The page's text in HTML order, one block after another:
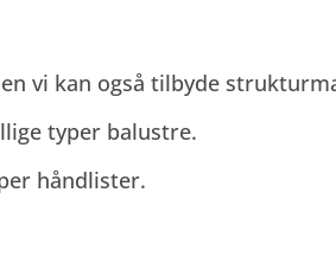
vi kan også tilbyde
typer balustre.
håndlister.